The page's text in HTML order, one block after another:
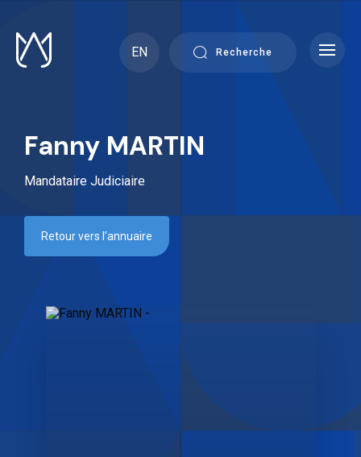
content
EN
Recherche
Fanny MARTIN
Mandataire Judiciaire
Retour vers l’annuaire